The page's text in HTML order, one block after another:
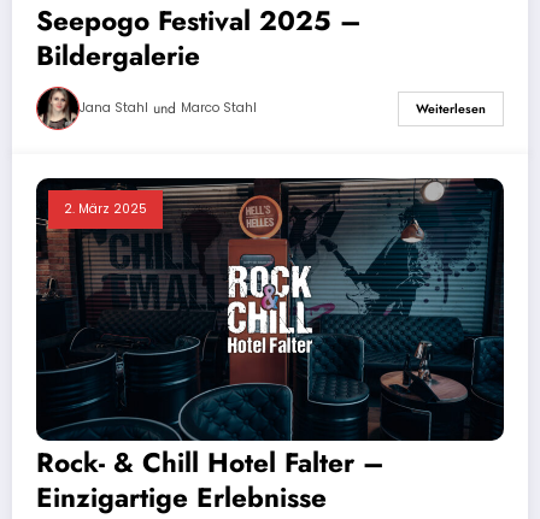
Seepogo Festival 2025 –
Bildergalerie
Jana Stahl und Marco Stahl Weiterlesen
2. März 2025
Rock- & Chill Hotel Falter –
Einzigartige Erlebnisse